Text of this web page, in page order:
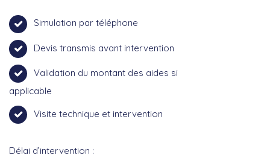
Simulation par téléphone
Devis transmis avant intervention
Validation du montant des aides si
applicable
Visite technique et intervention
Délai d’intervention :